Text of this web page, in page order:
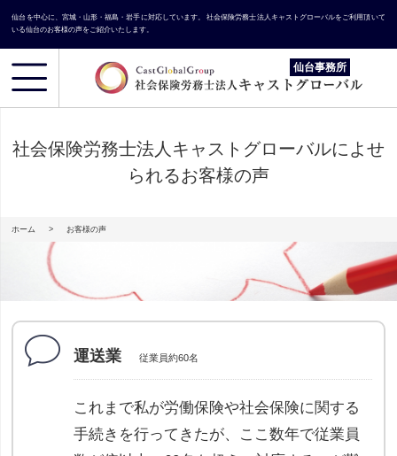
仙台 を中心に、宮城・山形・福島・岩手に対応しています。
社会保険労務士法人キャストグローバルをご利用頂いて
いる仙台のお客様の声をご紹介いたします。
仙台事務所
社会保険労務士法人キャストグローバルによせ
られるお客様の声
ホーム お客様の声
運送業 従業員約60名
これまで私が労働保険や社会保険に関する
手続きを行ってきたが、ここ数年で従業員